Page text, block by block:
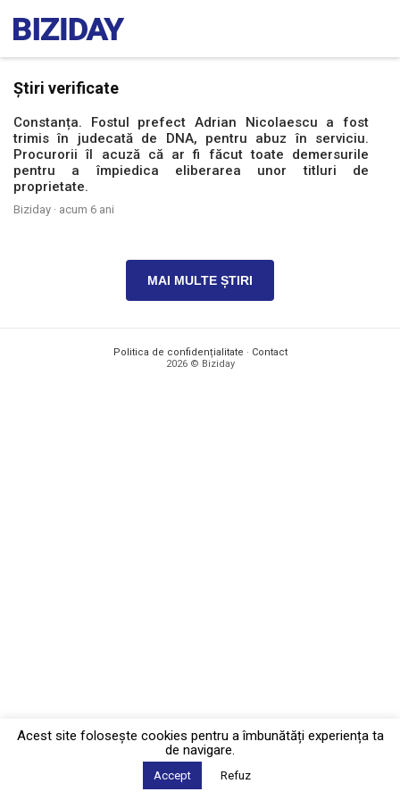
Știri verificate
Constanța. Fostul prefect Adrian Nicolaescu a fost
trimis în judecată de DNA, pentru abuz în serviciu.
Procurorii îl acuză că ar fi făcut toate demersurile
pentru a împiedica eliberarea unor titluri de
proprietate.
Biziday · acum 6 ani
MAI MULTE ȘTIRI
Politica de confidențialitate · Contact
2026 © Biziday
Acest site foloseşte cookies pentru a îmbunătăți experiența ta
de navigare.
Accept Refuz